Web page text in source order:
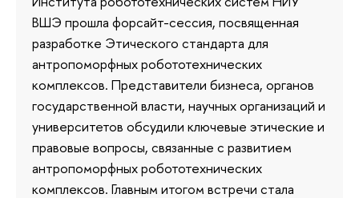
ВШЭ прошла форсайт-сессия, посвященная
разработке Этического стандарта для
антропоморфных робототехнических
комплексов. Представители бизнеса, органов
государственной власти, научных организаций и
университетов обсудили ключевые этические и
правовые вопросы, связанные с развитием
антропоморфных робототехнических
комплексов. Главным итогом встречи стала